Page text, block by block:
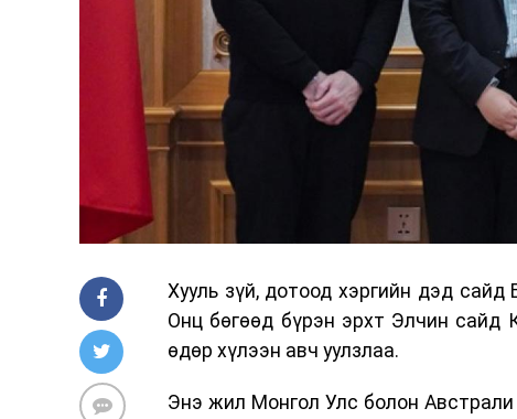
Хууль зүй, дотоод хэргийн дэд
Онц бөгөөд бүрэн эрхт Элчин сайд
өдөр хүлээн авч уулзлаа.
Энэ жил Монгол Улс болон